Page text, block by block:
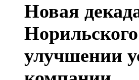
Новая
улучшении